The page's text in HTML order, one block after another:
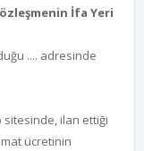
İfa Yeri
.... adresinde
sitesinde, ilan ettiği
ücretinin